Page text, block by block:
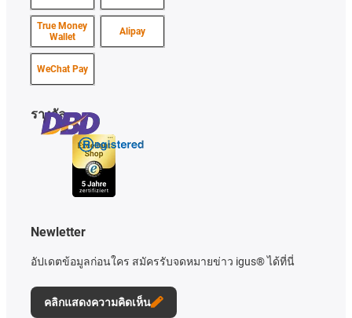
True Money
Wallet
Alipay
WeChat Pay
รางวัล
Newletter
อัปเดตข้อมูลก่อนใคร สมัครรับจดหมายข่าว igus® ได้ที่นี่
คลิกแสดงความคิดเห็น